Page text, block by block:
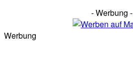
- Werbung -
Werbung